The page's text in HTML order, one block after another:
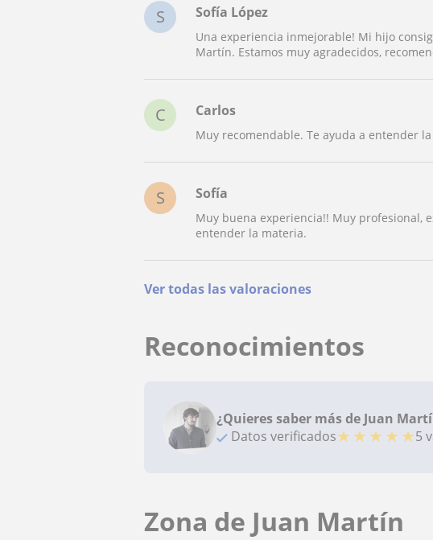
S Sofía López
Una experiencia inmejorable! Mi hijo
Martín. Estamos muy agradecidos,
C Carlos
Muy recomendable. Te ayuda a entender
S Sofía
Muy buena experiencia!! Muy profesional,
entender la materia.
Ver todas las valoraciones
Reconocimientos
¿Quieres saber más de Juan
Datos verificados★ ★ ★ ★ ★5
Zona de Juan Martín